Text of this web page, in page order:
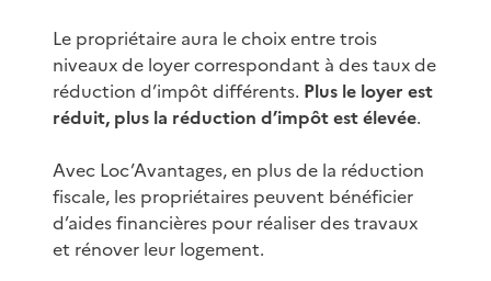
Le propriétaire aura le choix entre trois
niveaux de loyer correspondant à des taux de
réduction d’impôt différents. Plus le loyer est
réduit, plus la réduction d’impôt est élevée.
Avec Loc’Avantages, en plus de la réduction
fiscale, les propriétaires peuvent bénéficier
d’aides financières pour réaliser des travaux
et rénover leur logement.